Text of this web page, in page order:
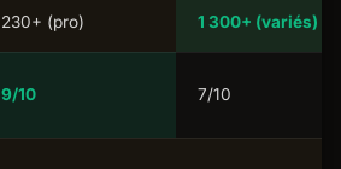
230+ (pro) 1 300+ (variés)
9/10 7/10